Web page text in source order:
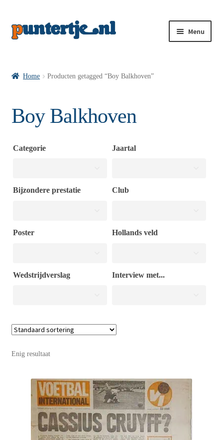
Menu
Home Producten getagged “Boy Balkhoven”
Boy Balkhoven
Categorie Jaartal
Bijzondere prestatie Club
Poster Hollands veld
Wedstrijdverslag Interview met...
Enig resultaat